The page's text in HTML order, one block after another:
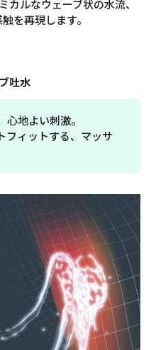
カルなウェーブ状の水流、
を再現します。
吐水
地よい刺激。
フィットする、マッサ